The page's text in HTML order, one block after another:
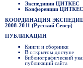
Экспедиции ЦИТКЕС
Конференции ЦИТКЕС
КООРДИНАЦИЯ
2008-2011 (Русский Север)
ПУБЛИКАЦИИ
Книги и сборники
В открытом доступе
Библиографический
публикаций сайта